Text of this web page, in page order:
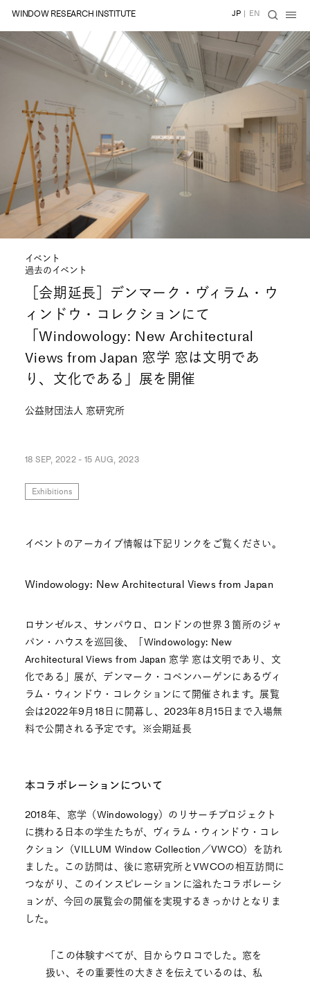
WINDOW RESEARCH INSTITUTE JP | EN
イベント
過去のイベント
［会期延長］デンマーク・ヴィラム・ウ
ィンドウ・コレクションにて
「Windowology: New Architectural
Views from Japan 窓学 窓は文明であ
り、文化である」展を開催
公益財団法人 窓研究所
18 SEP, 2022 - 15 AUG, 2023
Exhibitions
イベントのアーカイブ情報は下記リンクをご覧ください。
Windowology: New Architectural Views from Japan
ロサンゼルス、サンパウロ、ロンドンの世界３箇所のジャ
パン・ハウスを巡回後、「Windowology: New
Architectural Views from Japan 窓学 窓は文明であり、文
化である」展が、デンマーク・コペンハーゲンにあるヴィ
ラム・ウィンドウ・コレクションにて開催されます。展覧
会は2022年9月18日に開幕し、2023年8月15日まで入場無
料で公開される予定です。※会期延長
本コラボレーションについて
2018年、窓学（Windowology）のリサーチプロジェクト
に携わる日本の学生たちが、ヴィラム・ウィンドウ・コレ
クション（VILLUM Window Collection／VWCO）を訪れ
ました。この訪問は、後に窓研究所とVWCOの相互訪問に
つながり、このインスピレーションに溢れたコラボレーシ
ョンが、今回の展覧会の開催を実現するきっかけとなりま
した。
「この体験すべてが、目からウロコでした。窓を
扱い、その重要性の大きさを伝えているのは、私